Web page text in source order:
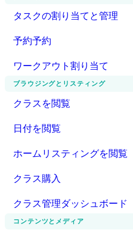
タスクの割り当てと管理
予約予約
ワークアウト割り当て
ブラウジングとリスティング
クラスを閲覧
日付を閲覧
ホームリスティングを閲覧
クラス購入
クラス管理ダッシュボード
コンテンツとメディア